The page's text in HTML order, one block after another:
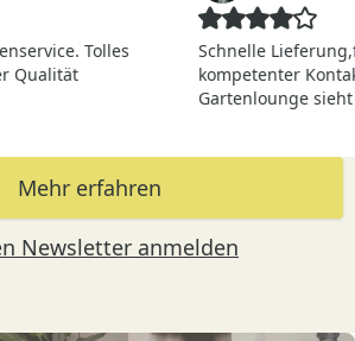
Tolles
Schnelle
kompetenter Kontakt.
Gartenlounge sieht
Mehr erfahren
Newsletter anmelden